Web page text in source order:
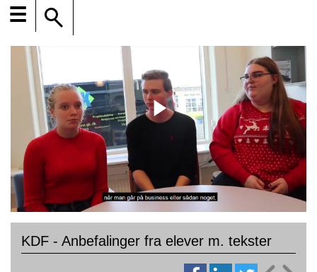
☰
KDF - Anbefalinger fra elever m. tekster